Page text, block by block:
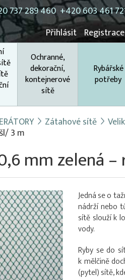
737 289 460 +420 603 461
Přihlásit Registrace
Ochranné,
dekorační,
kontejnerové
sítě
Rybářské
potřeby
Zátahové sítě
3 m
mm zelená
Jedná se o
nádrží nebo
sítě slouží k
vody.
Ryby se do
k mělčině
(pytel) sítě,